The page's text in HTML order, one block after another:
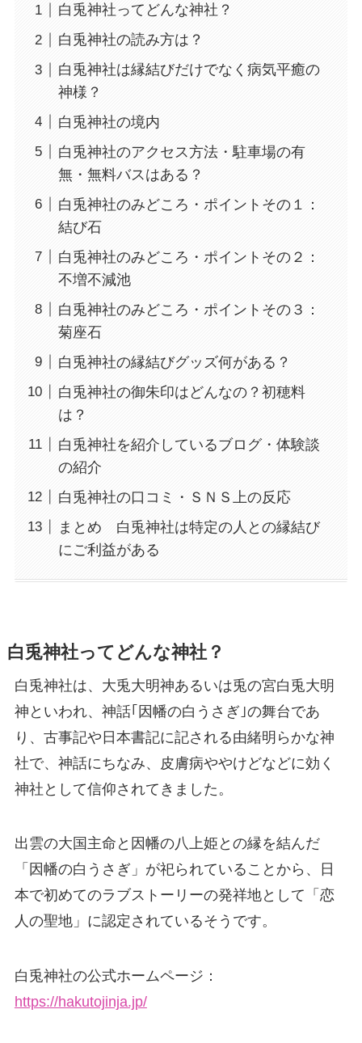
白兎神社ってどんな神社？
白兎神社の読み方は？
白兎神社は縁結びだけでなく病気平癒の
神様？
白兎神社の境内
白兎神社のアクセス方法・駐車場の有
無・無料バスはある？
白兎神社のみどころ・ポイントその１：
結び石
白兎神社のみどころ・ポイントその２：
不増不減池
白兎神社のみどころ・ポイントその３：
菊座石
白兎神社の縁結びグッズ何がある？
白兎神社の御朱印はどんなの？初穂料
は？
白兎神社を紹介しているブログ・体験談
の紹介
白兎神社の口コミ・ＳＮＳ上の反応
まとめ 白兎神社は特定の人との縁結び
にご利益がある
白兎神社ってどんな神社？
白兎神社は、大兎大明神あるいは兎の宮白兎大明
神といわれ、神話｢因幡の白うさぎ｣の舞台であ
り、古事記や日本書記に記される由緒明らかな神
社で、神話にちなみ、皮膚病ややけどなどに効く
神社として信仰されてきました。
出雲の大国主命と因幡の八上姫との縁を結んだ
「因幡の白うさぎ」が祀られていることから、日
本で初めてのラブストーリーの発祥地として「恋
人の聖地」に認定されているそうです。
白兎神社の公式ホームページ：
https://hakutojinja.jp/